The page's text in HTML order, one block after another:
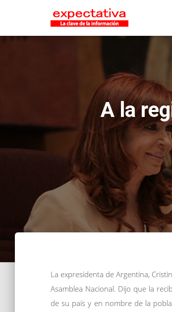
A la
La expresidenta de Argentina,
Asamblea Nacional. Dijo que la
de su país y en nombre de la